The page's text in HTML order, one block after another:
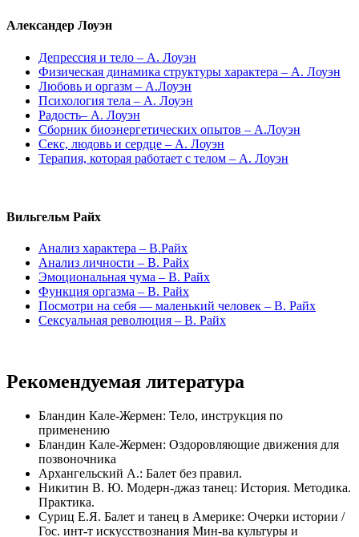
Александер Лоуэн
Депрессия и тело – А. Лоуэн
Физическая динамика структуры характера – А. Лоуэн
Любовь и оргазм – А.Лоуэн
Психология тела – А. Лоуэн
Радость– А. Лоуэн
Сборник биоэнергетических опытов – А.Лоуэн
Секс, людовь и сердце – А. Лоуэн
Терапия, которая работает с телом – А. Лоуэн
Вильгельм Райх
Анализ характера – В.Райх
Анализ личности – В. Райх
Эмоциональная чума – В. Райх
Функция оргазма – В. Райх
Посмотри на себя — маленький человек – В. Райх
Сексуальная революция – В. Райх
Рекомендуемая литература
Бландин Кале-Жермен: Тело, инструкция по
применению
Бландин Кале-Жермен: Оздоровляющие движения для
позвоночника
Архангельский А.: Балет без правил.
Никитин В. Ю. Модерн-джаз танец: История. Методика.
Практика.
Суриц Е.Я. Балет и танец в Америке: Очерки истории /
Гос. инт-т искусствознания Мин-ва культуры и